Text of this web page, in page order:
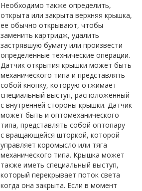
Необходимо также определить,
открыта или закрыта верхняя крышка,
ее обычно открывают, чтобы
заменить картридж, удалить
застрявшую бумагу или произвести
определенные технические операции.
Датчик открытия крышки может быть
механического типа и представлять
собой кнопку, которую отжимает
специальный выступ, расположенный
с внутренней стороны крышки. Датчик
может быть и оптомеханического
типа, представлять собой оптопару
с вращающейся шторкой, которой
управляет коромысло или тяга
механического типа. Крышка может
также иметь специальный выступ,
который перекрывает поток света
когда она закрыта. Если в момент